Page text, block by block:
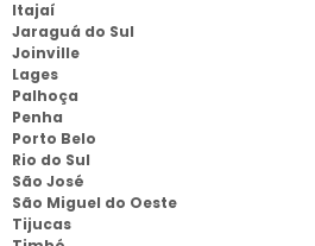
Itajaí
Jaraguá do Sul
Joinville
Lages
Palhoça
Penha
Porto Belo
Rio do Sul
São José
São Miguel do Oeste
Tijucas